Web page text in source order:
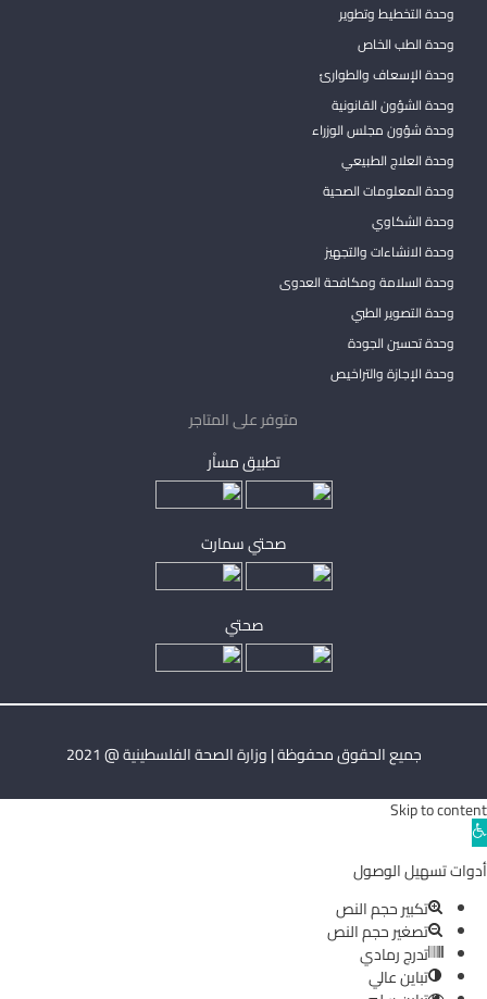
وحدة التخطيط وتطوير
وحدة الطب الخاص
وحدة الإسعاف والطوارئ
وحدة الشؤون القانونية
وحدة شؤون مجلس الوزراء
وحدة العلاج الطبيعي
وحدة المعلومات الصحية
وحدة الشكاوي
وحدة الانشاءات والتجهيز
وحدة السلامة ومكافحة العدوى
وحدة التصوير الطبي
وحدة تحسين الجودة
وحدة الإجازة والتراخيص
متوفر على المتاجر
تطبيق مساْر
صحتي سمارت
صحتي
جميع الحقوق محفوظة | وزارة الصحة الفلسطينية @ 2021
Skip to content
Open
toolbar
أدوات تسهيل الوصول
تكبير حجم النص
تصغير حجم النص
تدرج رمادي
تباين عالي